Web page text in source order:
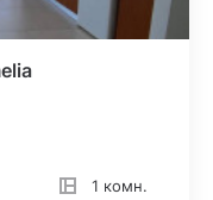
1 комн.